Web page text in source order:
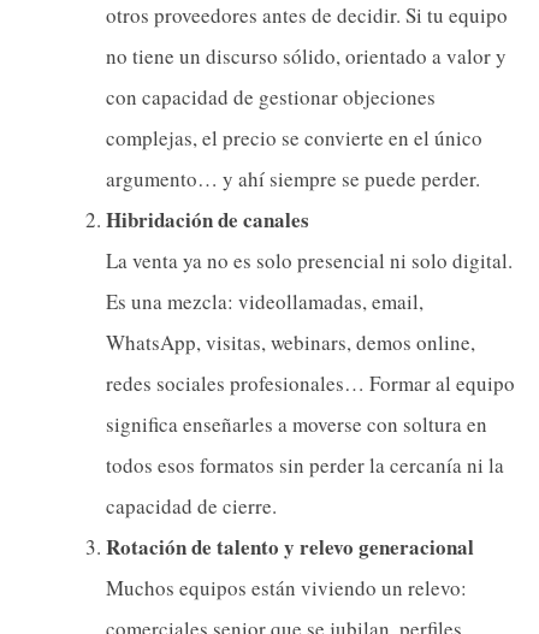
otros proveedores antes de decidir. Si tu equipo
no tiene un discurso sólido, orientado a valor y
con capacidad de gestionar objeciones
complejas, el precio se convierte en el único
argumento… y ahí siempre se puede perder.
Hibridación de canales
La venta ya no es solo presencial ni solo digital.
Es una mezcla: videollamadas, email,
WhatsApp, visitas, webinars, demos online,
redes sociales profesionales… Formar al equipo
significa enseñarles a moverse con soltura en
todos esos formatos sin perder la cercanía ni la
capacidad de cierre.
Rotación de talento y relevo generacional
Muchos equipos están viviendo un relevo: